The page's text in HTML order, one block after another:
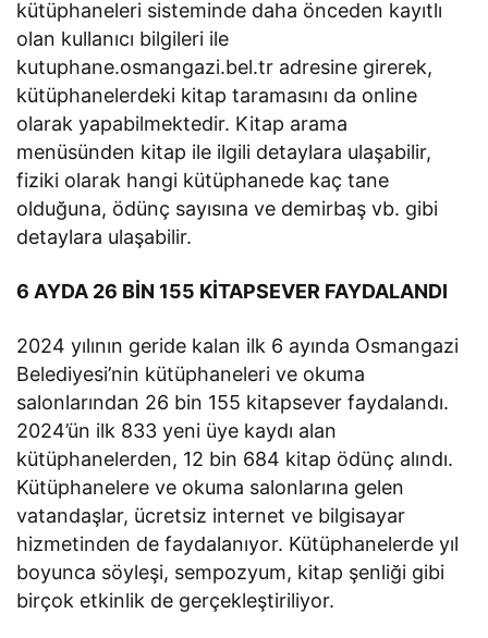
kütüphaneleri sisteminde daha önceden kayıtlı
olan kullanıcı bilgileri ile
kutuphane.osmangazi.bel.tr adresine girerek,
kütüphanelerdeki kitap taramasını da online
olarak yapabilmektedir. Kitap arama
menüsünden kitap ile ilgili detaylara ulaşabilir,
fiziki olarak hangi kütüphanede kaç tane
olduğuna, ödünç sayısına ve demirbaş vb. gibi
detaylara ulaşabilir.
6 AYDA 26 BİN 155 KİTAPSEVER FAYDALANDI
2024 yılının geride kalan ilk 6 ayında Osmangazi
Belediyesi’nin kütüphaneleri ve okuma
salonlarından 26 bin 155 kitapsever faydalandı.
2024’ün ilk 833 yeni üye kaydı alan
kütüphanelerden, 12 bin 684 kitap ödünç alındı.
Kütüphanelere ve okuma salonlarına gelen
vatandaşlar, ücretsiz internet ve bilgisayar
hizmetinden de faydalanıyor. Kütüphanelerde yıl
boyunca söyleşi, sempozyum, kitap şenliği gibi
birçok etkinlik de gerçekleştiriliyor.